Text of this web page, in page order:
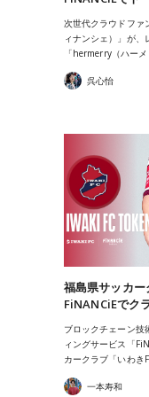
次世代クラウドファ
ィナンシェ）」が、
「hermerry（ハー
呉心怡
福島県サッカー
FiNANCiEでク
ブロックチェーン技
ィングサービス「
カークラブ「いわき
一本寿和